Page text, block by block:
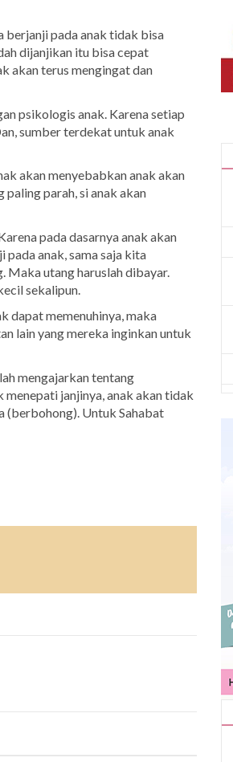
berjanji pada anak tidak bisa
dijanjikan itu bisa cepat
akan terus mengingat dan
psikologis anak. Karena setiap
sumber terdekat untuk anak
akan menyebabkan anak akan
parah, si anak akan
pada dasarnya anak akan
pada anak, sama saja kita
Maka utang haruslah dibayar.
sekalipun.
dapat memenuhinya, maka
lain yang mereka inginkan untuk
mengajarkan tentang
janjinya, anak akan tidak
(berbohong). Untuk Sahabat